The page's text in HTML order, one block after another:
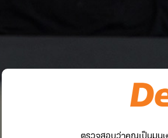
ตรวจสอบว่าคุณเป็นมนุ